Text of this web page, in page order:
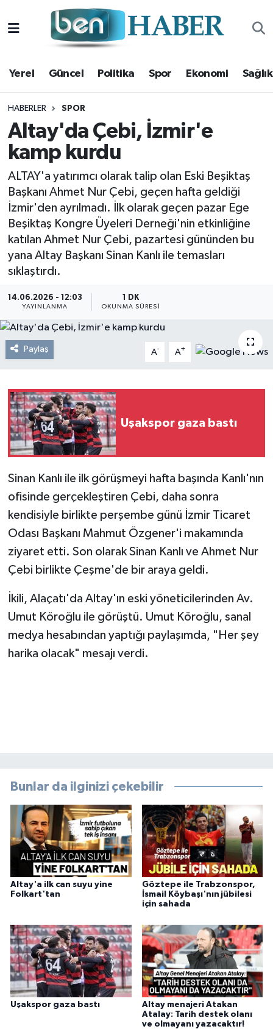
Yerel Güncel Politika Spor Ekonomi Sağlık
HABERLER SPOR
Altay'da Çebi, İzmir'e
kamp kurdu
ALTAY'a yatırımcı olarak talip olan Eski Beşiktaş
Başkanı Ahmet Nur Çebi, geçen hafta geldiği
İzmir'den ayrılmadı. İlk olarak geçen pazar Ege
Beşiktaş Kongre Üyeleri Derneği'nin etkinliğine
katılan Ahmet Nur Çebi, pazartesi gününden bu
yana Altay Başkanı Sinan Kanlı ile temasları
sıklaştırdı.
14.06.2026 - 12:03
YAYINLANMA
1 DK
OKUNMA SÜRESI
Paylaş A- A+
Uşakspor gaza bastı
Sinan Kanlı ile ilk görüşmeyi hafta başında Kanlı'nın
ofisinde gerçekleştiren Çebi, daha sonra
kendisiyle birlikte perşembe günü İzmir Ticaret
Odası Başkanı Mahmut Özgener'i makamında
ziyaret etti. Son olarak Sinan Kanlı ve Ahmet Nur
Çebi birlikte Çeşme'de bir araya geldi.
İkili, Alaçatı'da Altay'ın eski yöneticilerinden Av.
Umut Köroğlu ile görüştü. Umut Köroğlu, sanal
medya hesabından yaptığı paylaşımda, "Her şey
harika olacak" mesajı verdi.
Bunlar da ilginizi çekebilir
Altay'a ilk can suyu yine
Folkart'tan
Göztepe ile Trabzonspor,
İsmail Köybaşı'nın jübilesi
için sahada
Uşakspor gaza bastı
Altay menajeri Atakan
Atalay: Tarih destek olanı
ve olmayanı yazacaktır!
Yerel
Güncel
Politika
Spor
Ekonomi
Sağlık
Magazin
Kültür Sanat
Resmi Reklam
Röportajlar
Hava Durumu
Trafik Durumu
Süper Lig Puan Durumu ve Fikstür
Tüm Manşetler
Son Dakika Haberleri
Haber Arşivi